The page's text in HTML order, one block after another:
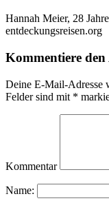
Hannah Meier, 28
entdeckungsreisen.org
Kommentiere
Deine E-Mail-Adresse
Felder sind mit *
Kommentar
Name: